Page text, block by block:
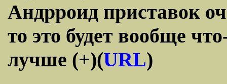
Андрроид приставок
то это будет вообще
лучше (+)(URL)